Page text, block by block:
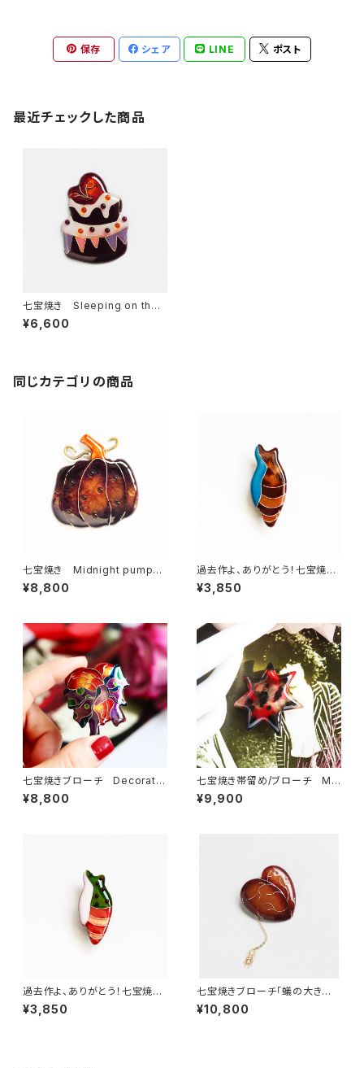
保存 シェア LINE ポスト
最近チェックした商品
七宝焼き Sleeping on the
cake（ブローチ・帯留め）
¥6,600
同じカテゴリの商品
七宝焼き Midnight pumpki
n（ブローチ/帯留め）
¥8,800
過去作よ、ありがとう！七宝焼き
ブローチ chrysalis
¥3,850
七宝焼きブローチ Decorate
d heart(outlet)
¥8,800
七宝焼き帯留め/ブローチ My
dark star
¥9,900
過去作よ、ありがとう！七宝焼き
ブローチ chrysalis
¥3,850
七宝焼きブローチ「蟻の大きな
心臓」
¥10,800